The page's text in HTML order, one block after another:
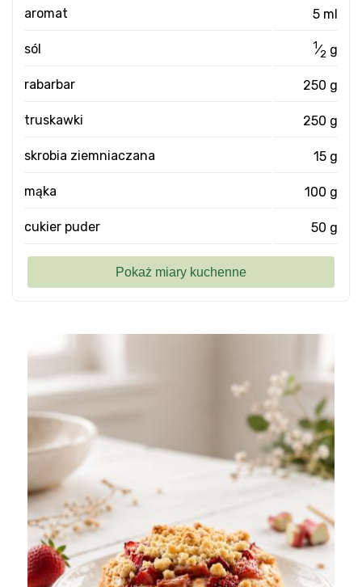
aromat 5 ml
sól 1⁄2 g
rabarbar 250 g
truskawki 250 g
skrobia ziemniaczana 15 g
mąka 100 g
cukier puder 50 g